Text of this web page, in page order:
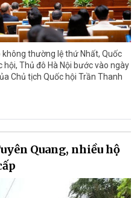
thường lệ thứ Nhất, Quốc
hội, Thủ đô Hà Nội bước vào ngày
Chủ tịch Quốc hội Trần Thanh
Quang, nhiều hộ